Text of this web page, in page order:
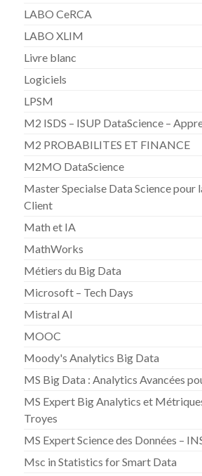
LABO CeRCA
LABO XLIM
Livre blanc
Logiciels
LPSM
M2 ISDS – ISUP DataScience –
M2 PROBABILITES ET FINANCE
M2MO DataScience
Master Specialse Data Science pour
Client
Math et IA
MathWorks
Métiers du Big Data
Microsoft – Tech Days
Mistral AI
MOOC
Moody's Analytics Big Data
MS Big Data : Analytics Avancées
MS Expert Big Analytics et
Troyes
MS Expert Science des Données –
Msc in Statistics for Smart Data